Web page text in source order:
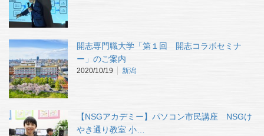
開志専門職大学「第１回 開志コラボセミナ
ー」のご案内
2020/10/19 新潟
【NSGアカデミー】パソコン市民講座 NSGけ
やき通り教室 小…